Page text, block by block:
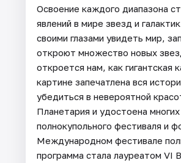
Освоение каждого диапазона
явлений в мире звезд и
своими глазами увидеть мир,
откроют множество новых
откроется нам, как гигантская
картине запечатлена вся
убедиться в невероятной
Планетария и удостоена
полнокупольного фестиваля и
Международном фестивале
программа стала лауреатом VI